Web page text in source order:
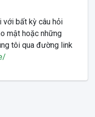
với bất kỳ câu hỏi
mật hoặc những
tôi qua đường link